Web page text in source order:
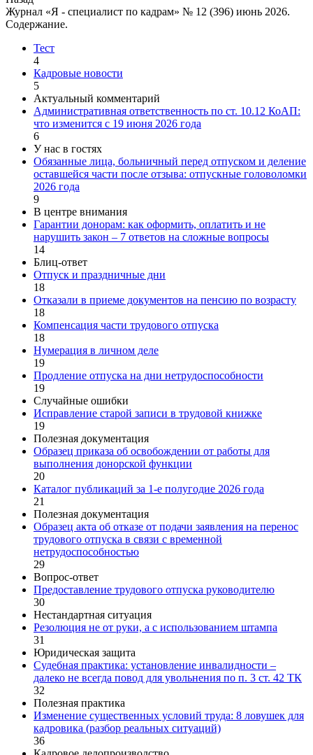
Журнал «Я - специалист по кадрам» № 12 (396) июнь 2026.
Содержание.
Тест
4
Кадровые новости
5
Актуальный комментарий
Административная ответственность по ст. 10.12 КоАП:
что изменится с 19 июня 2026 года
6
У нас в гостях
Обязанные лица, больничный перед отпуском и деление
оставшейся части после отзыва: отпускные головоломки
2026 года
9
В центре внимания
Гарантии донорам: как оформить, оплатить и не
нарушить закон – 7 ответов на сложные вопросы
14
Блиц-ответ
Отпуск и праздничные дни
18
Отказали в приеме документов на пенсию по возрасту
18
Компенсация части трудового отпуска
18
Нумерация в личном деле
19
Продление отпуска на дни нетрудоспособности
19
Случайные ошибки
Исправление старой записи в трудовой книжке
19
Полезная документация
Образец приказа об освобождении от работы для
выполнения донорской функции
20
Каталог публикаций за 1-е полугодие 2026 года
21
Полезная документация
Образец акта об отказе от подачи заявления на перенос
трудового отпуска в связи с временной
нетрудоспособностью
29
Вопрос-ответ
Предоставление трудового отпуска руководителю
30
Нестандартная ситуация
Резолюция не от руки, а с использованием штампа
31
Юридическая защита
Судебная практика: установление инвалидности –
далеко не всегда повод для увольнения по п. 3 ст. 42 ТК
32
Полезная практика
Изменение существенных условий труда: 8 ловушек для
кадровика (разбор реальных ситуаций)
36